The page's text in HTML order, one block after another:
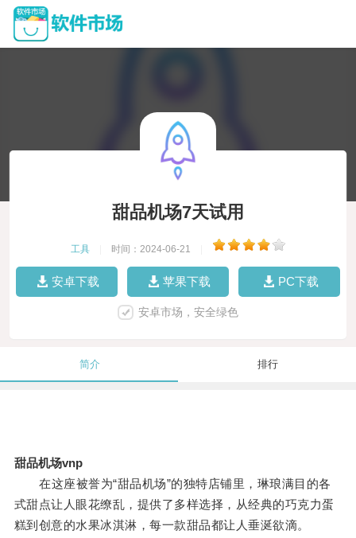
甜品机场7天试用
工具 时间：2024-06-21
安卓下载 苹果下载 PC下载
安卓市场，安全绿色
简介 排行
甜品机场vnp
在这座被誉为“甜品机场”的独特店铺里，琳琅满目的各
式甜点让人眼花缭乱，提供了多样选择，从经典的巧克力蛋
糕到创意的水果冰淇淋，每一款甜品都让人垂涎欲滴。